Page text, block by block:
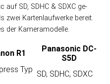
auf SD, SDHC & SDXC ge­
zwei Karten­lauf­werke bereit.
der Kamera­modelle.
R1
Panasonic DC-
S5D
Typ SD, SDHC, SDXC